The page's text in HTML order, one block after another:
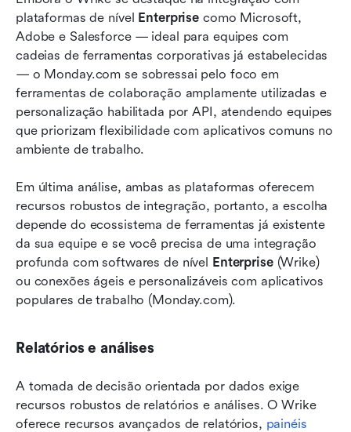
plataformas de nível Enterprise como Microsoft,
Adobe e Salesforce — ideal para equipes com
cadeias de ferramentas corporativas já estabelecidas
— o Monday.com se sobressai pelo foco em
ferramentas de colaboração amplamente utilizadas e
personalização habilitada por API, atendendo equipes
que priorizam flexibilidade com aplicativos comuns no
ambiente de trabalho.
Em última análise, ambas as plataformas oferecem
recursos robustos de integração, portanto, a escolha
depende do ecossistema de ferramentas já existente
da sua equipe e se você precisa de uma integração
profunda com softwares de nível Enterprise (Wrike)
ou conexões ágeis e personalizáveis com aplicativos
populares de trabalho (Monday.com).
Relatórios e análises
A tomada de decisão orientada por dados exige
recursos robustos de relatórios e análises. O Wrike
oferece recursos avançados de relatórios, painéis